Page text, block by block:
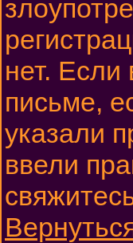
нет. Если
письме,
указали
ввели